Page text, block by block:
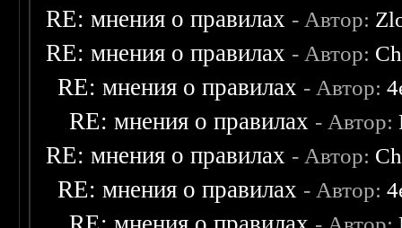
RE: мнения о правилах - Автор:
RE: мнения о правилах - Автор:
RE: мнения о правилах - Автор:
RE: мнения о правилах - Автор:
RE: мнения о правилах - Автор:
RE: мнения о правилах - Автор: